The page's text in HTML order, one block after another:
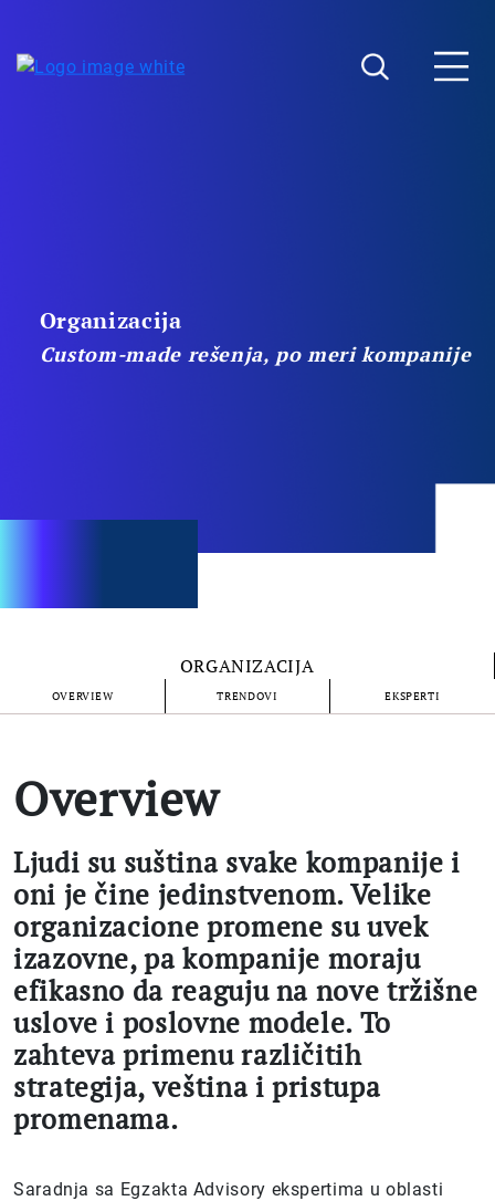
Organizacija
Custom-made rešenja, po meri kompanije
ORGANIZACIJA
OVERVIEW TRENDOVI EKSPERTI
Overview
Ljudi su suština svake kompanije i
oni je čine jedinstvenom. Velike
organizacione promene su uvek
izazovne, pa kompanije moraju
efikasno da reaguju na nove tržišne
uslove i poslovne modele. To
zahteva primenu različitih
strategija, veština i pristupa
promenama.
Saradnja sa Egzakta Advisory ekspertima u oblasti